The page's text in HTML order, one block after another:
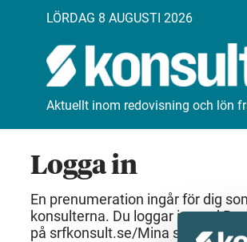
LÖRDAG 8 AUGUSTI 2026
Aktuellt inom redovisning och lön
Logga in
En prenumeration ingår för dig
konsulterna. Du loggar in med
på srfkonsult.se/Mina sidor